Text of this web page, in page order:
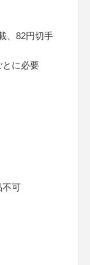
、82円切手
に必要
不可